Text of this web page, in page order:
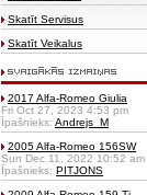
Skatīt Servisus
Skatīt Veikalus
2017 Alfa-Romeo Giulia
Fri Oct 27, 2023 4:53 pm
Īpašnieks: Andrejs_M
2005 Alfa-Romeo 156SW
Sun Dec 11, 2022 10:52 am
Īpašnieks: PITJONS